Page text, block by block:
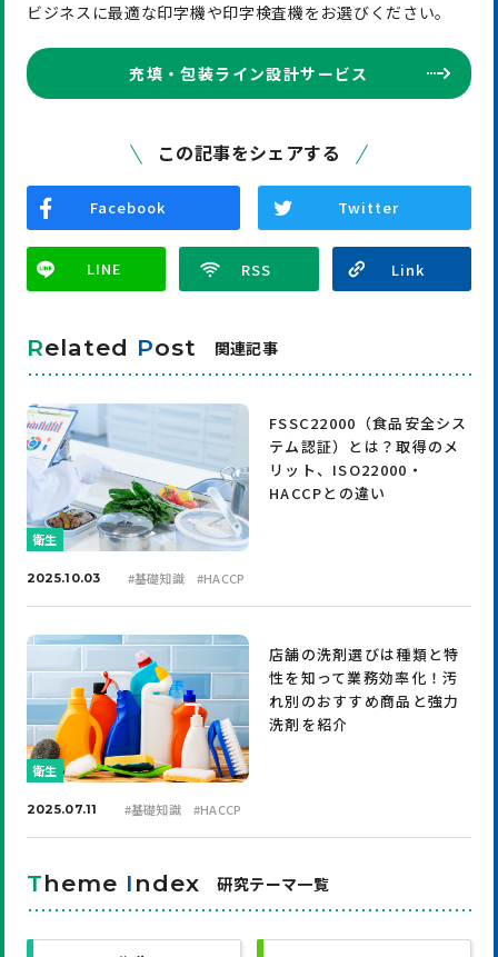
ビジネスに最適な印字機や印字検査機をお選びください。
充填・包装ライン設計サービス
この記事をシェアする
Facebook Twitter
LINE
Related Post 関連記事
衛生
FSSC22000（食品安全シス
テム認証）とは？取得のメ
リット、ISO22000・
HACCPとの違い
2025.10.03 #基礎知識 #HACCP
衛生
店舗の洗剤選びは種類と特
性を知って業務効率化！汚
れ別のおすすめ商品と強力
洗剤を紹介
2025.07.11 #基礎知識 #HACCP
Theme I ndex 研究テーマ一覧